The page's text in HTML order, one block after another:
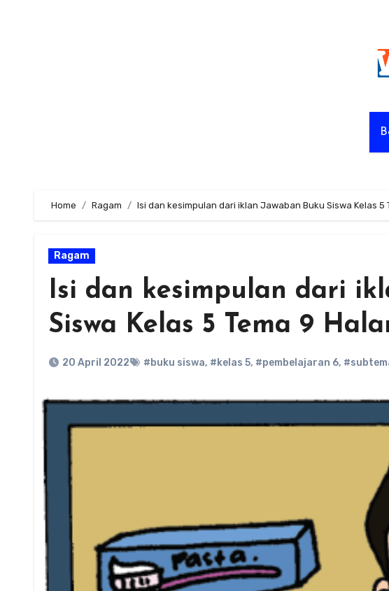
Home Ragam Isi dan kesimpulan dari iklan Jawaban Buku Siswa Kelas 5
Ragam
Isi dan kesimpulan dari
Siswa Kelas 5 Tema 9
20 April 2022 #buku siswa, #kelas 5, #pembelajaran 6,